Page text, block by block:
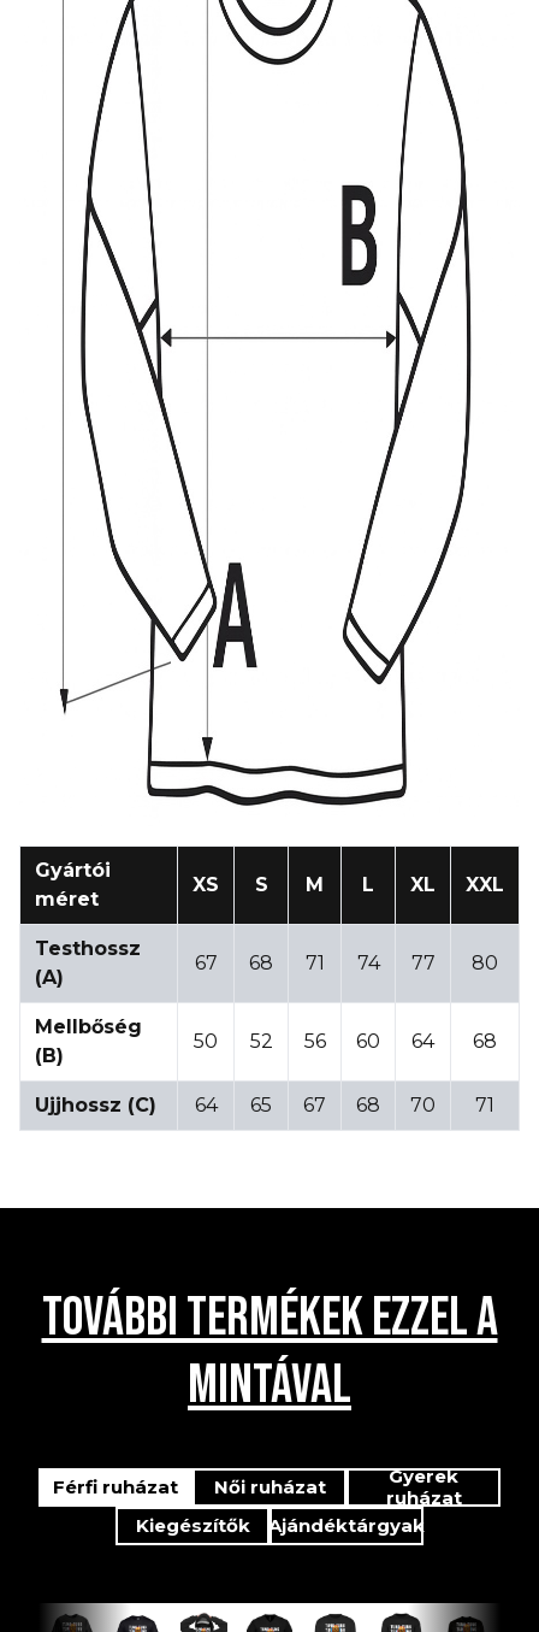
Gyártói
méret
XS S M L XL XXL
Testhossz
(A)
67 68 71 74 77 80
Mellbőség
(B)
50 52 56 60 64 68
Ujjhossz (C) 64 65 67 68 70 71
TOVÁBBI TERMÉKEK EZZEL A
MINTÁVAL
Férfi ruházat Női ruházat
Gyerek
ruházat
Kiegészítők
Ajándéktárgyak